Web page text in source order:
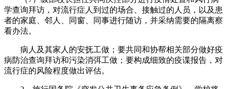
学查询拜访，对流行症人到过的场合、接触过的人员，以及患
者的家庭、邻人、同窗、同事进行随访，并采纳需要的隔离察
看办法。
病人及其家人的安抚工做；要共同和协帮相关部分做好疫
病防治查询拜访和污染消弭工做；要构成细致的疫谍报告，对
流行症的风险程度做出评估。